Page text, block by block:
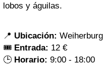
lobos y águilas.
📍 Ubicación:
🎟️ Entrada: 12 €
🕒 Horario: 9:00 - 18:00